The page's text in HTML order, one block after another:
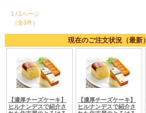
1 / 1ページ
（全3件）
現在のご注文状況（最新）